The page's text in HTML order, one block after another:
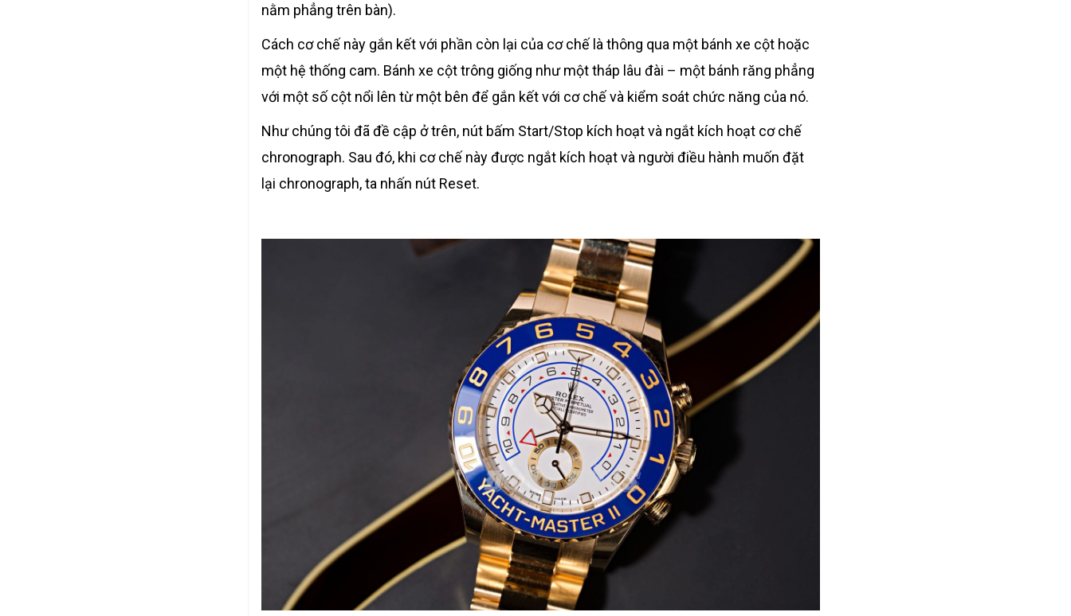
nằm phẳng trên bàn).
Cách cơ chế này gắn kết với phần còn lại của cơ chế là thông qua một bánh xe cột hoặc
một hệ thống cam. Bánh xe cột trông giống như một tháp lâu đài – một bánh răng phẳng
với một số cột nổi lên từ một bên để gắn kết với cơ chế và kiểm soát chức năng của nó.
Như chúng tôi đã đề cập ở trên, nút bấm Start/Stop kích hoạt và ngắt kích hoạt cơ chế
chronograph. Sau đó, khi cơ chế này được ngắt kích hoạt và người điều hành muốn đặt
lại chronograph, ta nhấn nút Reset.